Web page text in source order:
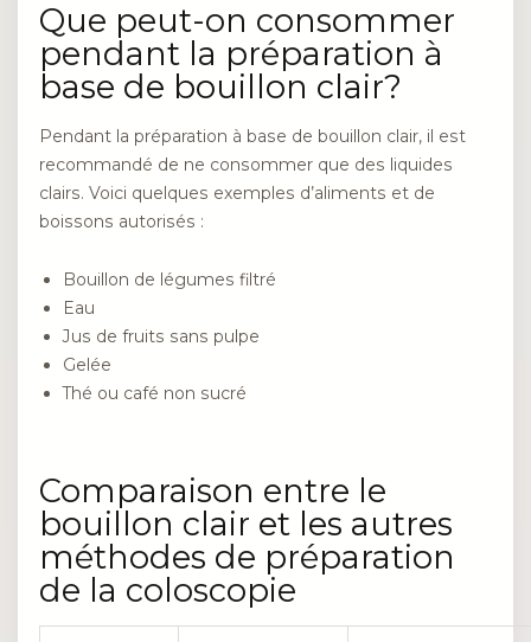
Que peut-on consommer
pendant la préparation à
base de bouillon clair?
Pendant la préparation à base de bouillon clair, il est
recommandé de ne consommer que des liquides
clairs. Voici quelques exemples d’aliments et de
boissons autorisés :
Bouillon de légumes filtré
Eau
Jus de fruits sans pulpe
Gelée
Thé ou café non sucré
Comparaison entre le
bouillon clair et les autres
méthodes de préparation
de la coloscopie